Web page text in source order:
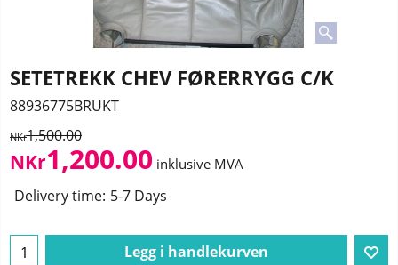
SETETREKK CHEV FØRERRYGG C/K
88936775BRUKT
NKr1,500.00
NKr1,200.00 inklusive MVA
Delivery time: 5-7 Days
Legg i handlekurven